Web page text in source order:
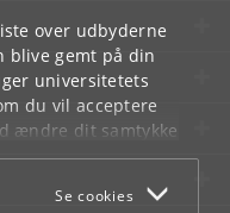
over udbyderne
blive gemt på din
universitetets
du vil acceptere
ændre dit samtykke
som du finder i
Se cookies